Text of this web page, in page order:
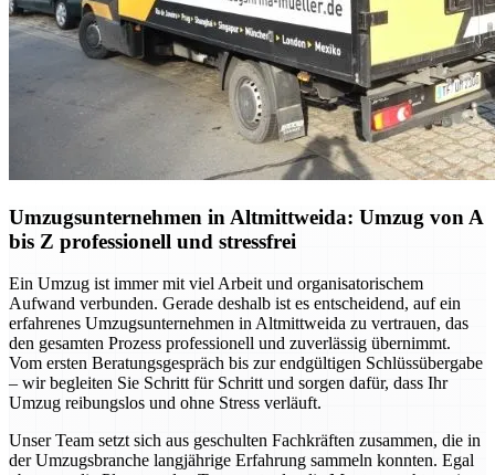
Umzugsunternehmen in Altmittweida: Umzug von A
bis Z professionell und stressfrei
Ein Umzug ist immer mit viel Arbeit und organisatorischem
Aufwand verbunden. Gerade deshalb ist es entscheidend, auf ein
erfahrenes Umzugsunternehmen in Altmittweida zu vertrauen, das
den gesamten Prozess professionell und zuverlässig übernimmt.
Vom ersten Beratungsgespräch bis zur endgültigen Schlüssübergabe
– wir begleiten Sie Schritt für Schritt und sorgen dafür, dass Ihr
Umzug reibungslos und ohne Stress verläuft.
Unser Team setzt sich aus geschulten Fachkräften zusammen, die in
der Umzugsbranche langjährige Erfahrung sammeln konnten. Egal